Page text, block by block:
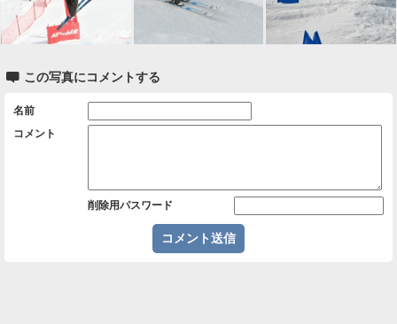
 この写真にコメントする
名前
コメント
削除用パスワード